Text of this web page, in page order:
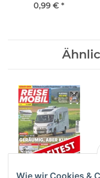
0,99 € *
Profitest: Knaus Van Ti